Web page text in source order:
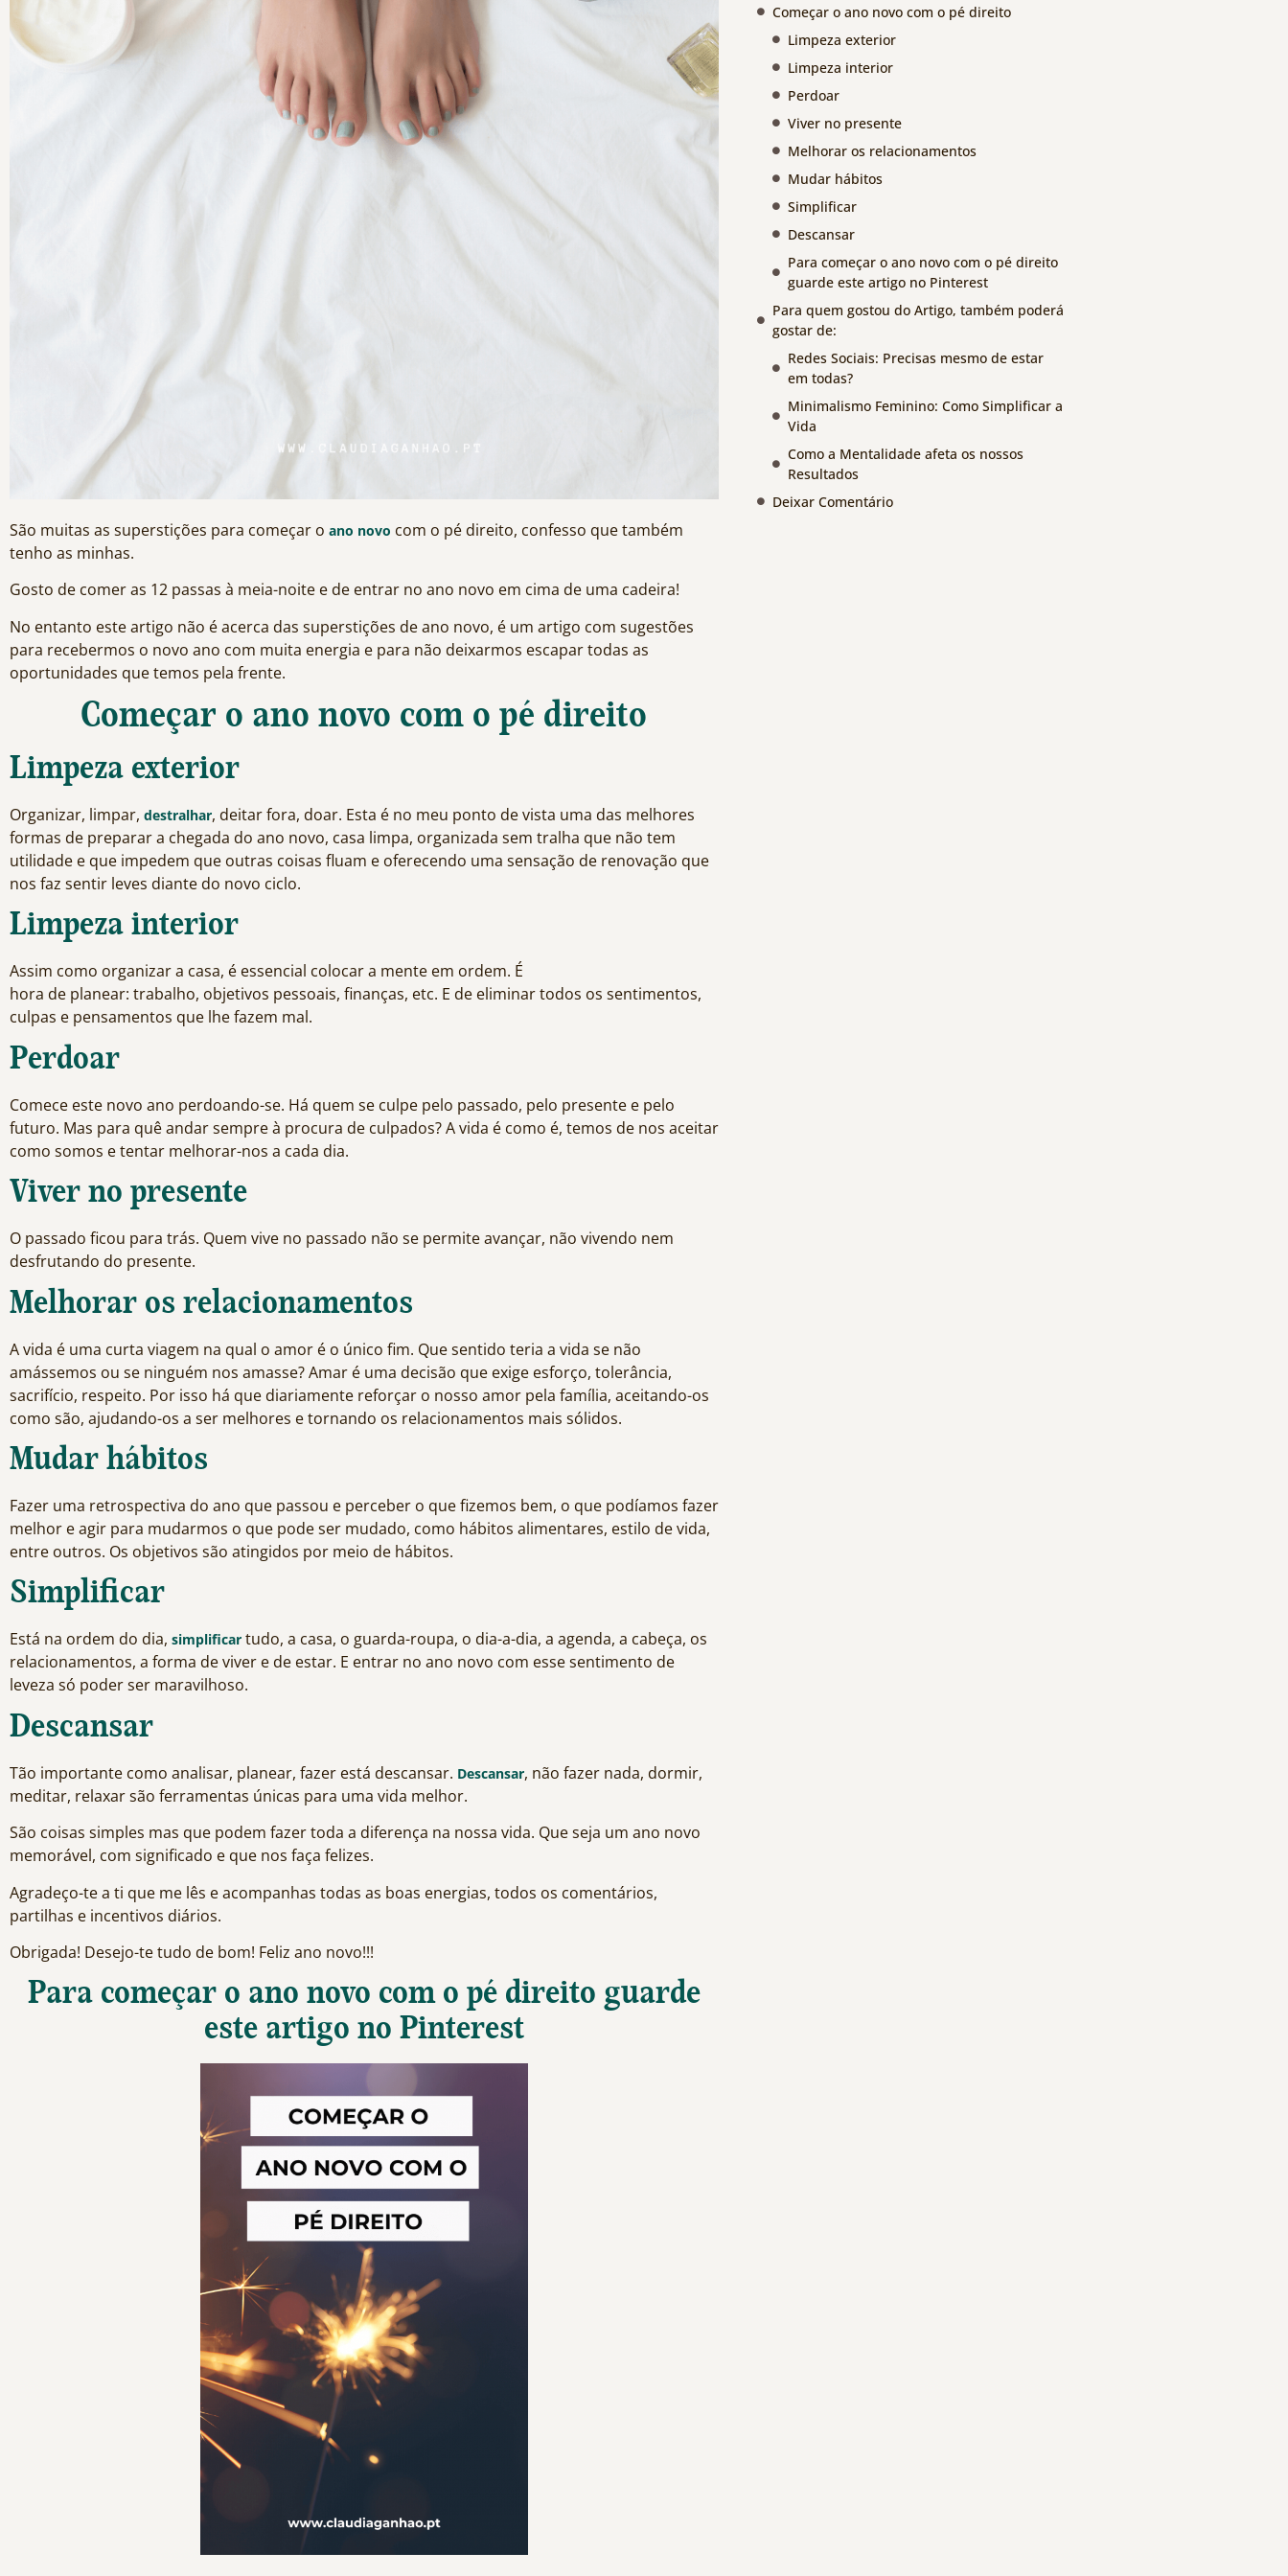
São muitas as superstições para começar o ano novo com o pé direito, confesso que também
tenho as minhas.
Gosto de comer as 12 passas à meia-noite e de entrar no ano novo em cima de uma cadeira!
No entanto este artigo não é acerca das superstições de ano novo, é um artigo com sugestões
para recebermos o novo ano com muita energia e para não deixarmos escapar todas as
oportunidades que temos pela frente.
Começar o ano novo com o pé direito
Limpeza exterior
Organizar, limpar, destralhar, deitar fora, doar. Esta é no meu ponto de vista uma das melhores
formas de preparar a chegada do ano novo, casa limpa, organizada sem tralha que não tem
utilidade e que impedem que outras coisas fluam e oferecendo uma sensação de renovação que
nos faz sentir leves diante do novo ciclo.
Limpeza interior
Assim como organizar a casa, é essencial colocar a mente em ordem. É
hora de planear: trabalho, objetivos pessoais, finanças, etc. E de eliminar todos os sentimentos,
culpas e pensamentos que lhe fazem mal.
Perdoar
Comece este novo ano perdoando-se. Há quem se culpe pelo passado, pelo presente e pelo
futuro. Mas para quê andar sempre à procura de culpados? A vida é como é, temos de nos aceitar
como somos e tentar melhorar-nos a cada dia.
Viver no presente
O passado ficou para trás. Quem vive no passado não se permite avançar, não vivendo nem
desfrutando do presente.
Melhorar os relacionamentos
A vida é uma curta viagem na qual o amor é o único fim. Que sentido teria a vida se não
amássemos ou se ninguém nos amasse? Amar é uma decisão que exige esforço, tolerância,
sacrifício, respeito. Por isso há que diariamente reforçar o nosso amor pela família, aceitando-os
como são, ajudando-os a ser melhores e tornando os relacionamentos mais sólidos.
Mudar hábitos
Fazer uma retrospectiva do ano que passou e perceber o que fizemos bem, o que podíamos fazer
melhor e agir para mudarmos o que pode ser mudado, como hábitos alimentares, estilo de vida,
entre outros. Os objetivos são atingidos por meio de hábitos.
Simplificar
Está na ordem do dia, simplificar tudo, a casa, o guarda-roupa, o dia-a-dia, a agenda, a cabeça, os
relacionamentos, a forma de viver e de estar. E entrar no ano novo com esse sentimento de
leveza só poder ser maravilhoso.
Descansar
Tão importante como analisar, planear, fazer está descansar. Descansar, não fazer nada, dormir,
meditar, relaxar são ferramentas únicas para uma vida melhor.
São coisas simples mas que podem fazer toda a diferença na nossa vida. Que seja um ano novo
memorável, com significado e que nos faça felizes.
Agradeço-te a ti que me lês e acompanhas todas as boas energias, todos os comentários,
partilhas e incentivos diários.
Obrigada! Desejo-te tudo de bom! Feliz ano novo!!!
Para começar o ano novo com o pé direito guarde
este artigo no Pinterest
Começar o ano novo com o pé direito
Limpeza exterior
Limpeza interior
Perdoar
Viver no presente
Melhorar os relacionamentos
Mudar hábitos
Simplificar
Descansar
Para começar o ano novo com o pé direito
guarde este artigo no Pinterest
Para quem gostou do Artigo, também poderá
gostar de:
Redes Sociais: Precisas mesmo de estar
em todas?
Minimalismo Feminino: Como Simplificar a
Vida
Como a Mentalidade afeta os nossos
Resultados
Deixar Comentário